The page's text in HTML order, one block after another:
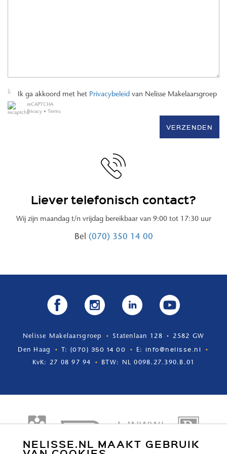
NELISSE.NL MAAKT GEBRUIK
Ik ga akkoord met het Privacybeleid van Nelisse Makelaarsgroep
reCAPTCHA
Privacy • Terms
VERZENDEN
Liever telefonisch contact?
Wij zijn maandag t/n vrijdag bereikbaar van 9:00 tot 17:30 uur
Bel (070) 350 14 00
Nelisse Makelaarsgroep Statenlaan 128 2582 GW
Den Haag T: (070) 350 14 00 E: info@nelisse.nl
KvK: 27 08 97 94 BTW: NL 0098.27.390.B.01